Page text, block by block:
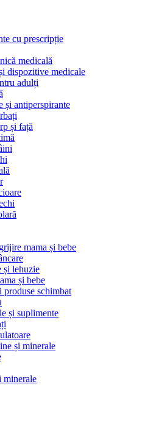
cu prescripție
medicală
dispozitive medicale
adulți
și antiperspirante
și față
mama și bebe
și lehuzie
și bebe
produse schimbat
și suplimente
și minerale
minerale